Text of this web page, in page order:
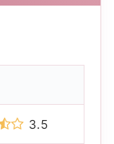
3.5